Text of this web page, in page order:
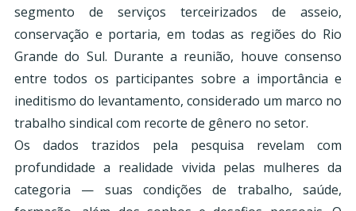
segmento de serviços terceirizados de asseio,
conservação e portaria, em todas as regiões do Rio
Grande do Sul. Durante a reunião, houve consenso
entre todos os participantes sobre a importância e
ineditismo do levantamento, considerado um marco no
trabalho sindical com recorte de gênero no setor.
Os dados trazidos pela pesquisa revelam com
profundidade a realidade vivida pelas mulheres da
categoria — suas condições de trabalho, saúde,